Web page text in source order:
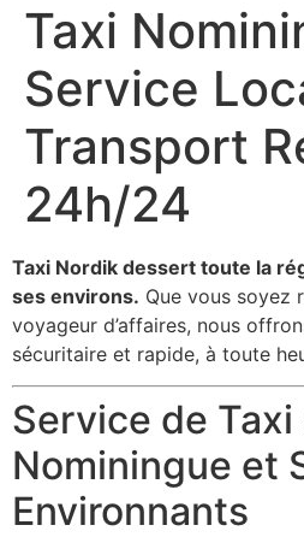
Taxi
Service
Transport
24h/24
Taxi Nordik dessert toute la
ses environs. Que vous soyez
voyageur d’affaires, nous
sécuritaire et rapide, à toute
Service de Taxi
Nominingue et
Environnants